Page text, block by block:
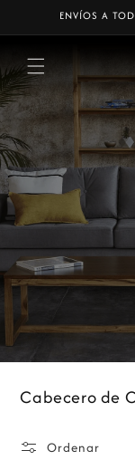
directamente
al contenido
ENVÍOS A
Cabecero de
Ordenar